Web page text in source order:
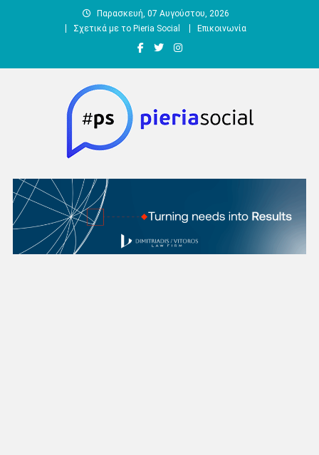
Παρασκευή, 07 Αυγούστου, 2026
Σχετικά με το Pieria Social
Επικοινωνία
Pieria Social